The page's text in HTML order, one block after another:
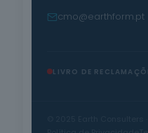
cmo@earthform.pt
LIVRO DE